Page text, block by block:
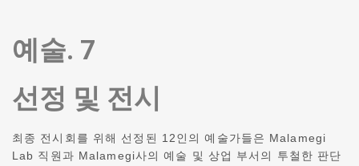
예술. 7
선정 및 전시
최종 전시회를 위해 선정된 12인의 예술가들은 Malamegi
Lab 직원과 Malamegi사의 예술 및 상업 부서의 투철한 판단